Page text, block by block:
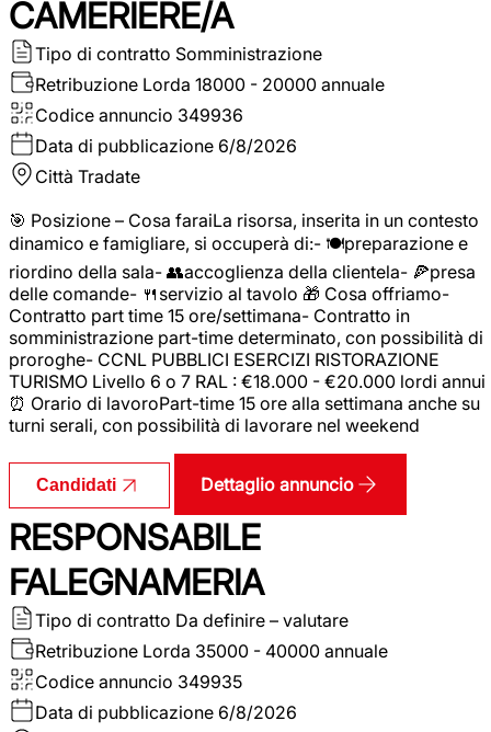
CAMERIERE/A
Tipo di contratto Somministrazione
Retribuzione Lorda 18000 - 20000 annuale
Codice annuncio 349936
Data di pubblicazione 6/8/2026
Città Tradate
🎯 Posizione – Cosa faraiLa risorsa, inserita in un contesto
dinamico e famigliare, si occuperà di:- 🍽️preparazione e
riordino della sala- 👥accoglienza della clientela- 🍕presa
delle comande- 🍴servizio al tavolo 🎁 Cosa offriamo-
Contratto part time 15 ore/settimana- Contratto in
somministrazione part-time determinato, con possibilità di
proroghe- CCNL PUBBLICI ESERCIZI RISTORAZIONE
TURISMO Livello 6 o 7 RAL : €18.000 - €20.000 lordi annui
⏰ Orario di lavoroPart-time 15 ore alla settimana anche su
turni serali, con possibilità di lavorare nel weekend
Candidati Dettaglio annuncio
RESPONSABILE
FALEGNAMERIA
Tipo di contratto Da definire – valutare
Retribuzione Lorda 35000 - 40000 annuale
Codice annuncio 349935
Data di pubblicazione 6/8/2026